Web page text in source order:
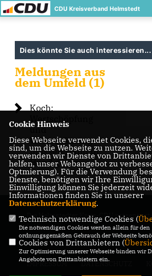
CDU Kreisverband Helmstedt
Dies könnte Sie auch interessieren...
Meldungen aus
dem Umfeld (1)
Koch:
Wertschöpfung
und
Wertschätzung
müssen Hand in
Hand gehen
Die Helmstedter Kreis-CDU
Internet.
IMPRESSUM DATENSCHUTZ
Cookie Hinweis
Diese Webseite verwendet Cookies,
sind, um die Webseite zu nutzen.
verwenden wir Dienste von
helfen, unser Webangebot zu
Optmierung). Für die Verwendung
Dienste, benötigen wir Ihre
Einwilligung können Sie jederzeit
Informationen finden Sie in unserer
Datenschutzerklärung.
Technisch notwendige Cookies (
Die notwendigen Cookies werden allein für den
ordnungsgemäßen Gebrauch der Webseite
Cookies von Drittanbietern (
Zur Optimierung unserer Webseite binden wir
Angebote von Drittanbietern ein.